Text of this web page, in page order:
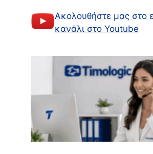
Ακολουθήστε μας στο
κανάλι στο Youtube